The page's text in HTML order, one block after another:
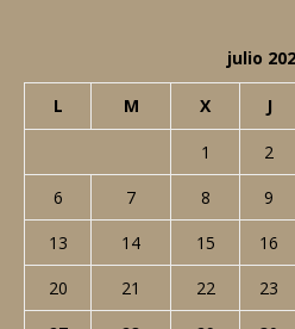
julio
L M X J
1 2
6
7 8 9
13
14 15 16
20
21 22 23